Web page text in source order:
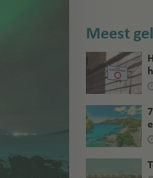
Meest